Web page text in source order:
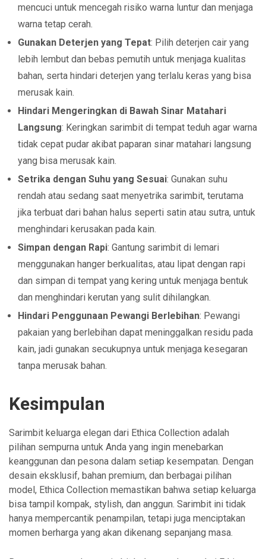
mencuci untuk mencegah risiko warna luntur dan menjaga
warna tetap cerah.
Gunakan Deterjen yang Tepat: Pilih deterjen cair yang
lebih lembut dan bebas pemutih untuk menjaga kualitas
bahan, serta hindari deterjen yang terlalu keras yang bisa
merusak kain.
Hindari Mengeringkan di Bawah Sinar Matahari
Langsung: Keringkan sarimbit di tempat teduh agar warna
tidak cepat pudar akibat paparan sinar matahari langsung
yang bisa merusak kain.
Setrika dengan Suhu yang Sesuai: Gunakan suhu
rendah atau sedang saat menyetrika sarimbit, terutama
jika terbuat dari bahan halus seperti satin atau sutra, untuk
menghindari kerusakan pada kain.
Simpan dengan Rapi: Gantung sarimbit di lemari
menggunakan hanger berkualitas, atau lipat dengan rapi
dan simpan di tempat yang kering untuk menjaga bentuk
dan menghindari kerutan yang sulit dihilangkan.
Hindari Penggunaan Pewangi Berlebihan: Pewangi
pakaian yang berlebihan dapat meninggalkan residu pada
kain, jadi gunakan secukupnya untuk menjaga kesegaran
tanpa merusak bahan.
Kesimpulan
Sarimbit keluarga elegan dari Ethica Collection adalah
pilihan sempurna untuk Anda yang ingin menebarkan
keanggunan dan pesona dalam setiap kesempatan. Dengan
desain eksklusif, bahan premium, dan berbagai pilihan
model, Ethica Collection memastikan bahwa setiap keluarga
bisa tampil kompak, stylish, dan anggun. Sarimbit ini tidak
hanya mempercantik penampilan, tetapi juga menciptakan
momen berharga yang akan dikenang sepanjang masa.